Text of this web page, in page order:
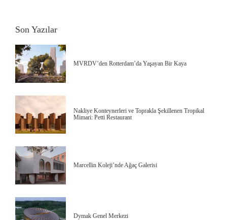
Son Yazılar
MVRDV’den Rotterdam’da Yaşayan Bir Kaya
Nakliye Konteynerleri ve Toprakla Şekillenen Tropikal
Mimari: Petti Restaurant
Marcellin Koleji’nde Ağaç Galerisi
Dymak Genel Merkezi